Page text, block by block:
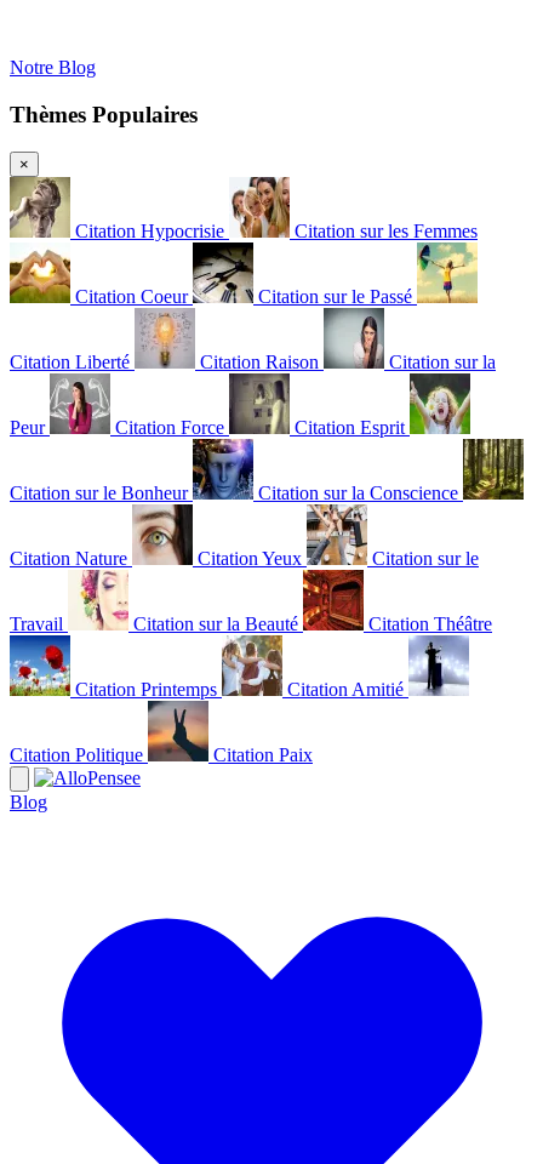
Notre Blog
Thèmes Populaires
×
Citation Hypocrisie Citation sur les Femmes
Citation Coeur Citation sur le Passé
Citation Liberté Citation Raison Citation sur la
Peur Citation Force Citation Esprit
Citation sur le Bonheur Citation sur la Conscience
Citation Nature Citation Yeux Citation sur le
Travail Citation sur la Beauté Citation Théâtre
Citation Printemps Citation Amitié
Citation Politique Citation Paix
Blog